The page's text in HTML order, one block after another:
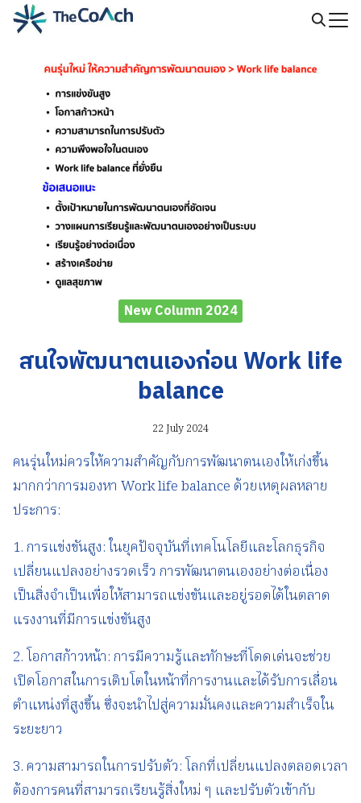
Skip
New Column 2024
สนใจพัฒนาตนเองก่อน Work life
balance
22 July 2024
คนรุ่นใหม่ควรให้ความสำคัญกับการพัฒนาตนเองให้เก่งขึ้น
มากกว่าการมองหา Work life balance ด้วยเหตุผลหลาย
ประการ:
1. การแข่งขันสูง: ในยุคปัจจุบันที่เทคโนโลยีและโลกธุรกิจ
เปลี่ยนแปลงอย่างรวดเร็ว การพัฒนาตนเองอย่างต่อเนื่อง
เป็นสิ่งจำเป็นเพื่อให้สามารถแข่งขันและอยู่รอดได้ในตลาด
แรงงานที่มีการแข่งขันสูง
2. โอกาสก้าวหน้า: การมีความรู้และทักษะที่โดดเด่นจะช่วย
เปิดโอกาสในการเติบโตในหน้าที่การงานและได้รับการเลื่อน
ตำแหน่งที่สูงขึ้น ซึ่งจะนำไปสู่ความมั่นคงและความสำเร็จใน
ระยะยาว
3. ความสามารถในการปรับตัว: โลกที่เปลี่ยนแปลงตลอดเวลา
ต้องการคนที่สามารถเรียนรู้สิ่งใหม่ ๆ และปรับตัวเข้ากับ